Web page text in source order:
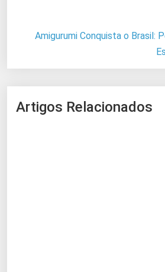
Amigurumi Conquista o Brasil:
Artigos Relacionados